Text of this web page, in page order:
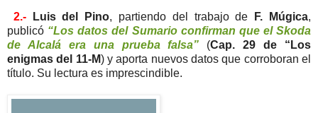
2.- Luis del Pino, partiendo del trabajo de F. Múgica,
publicó “Los datos del Sumario confirman que el Skoda
de Alcalá era una prueba falsa”
(Cap. 29 de “Los
enigmas del 11-M) y aporta nuevos datos que corroboran el
título. Su lectura es imprescindible.